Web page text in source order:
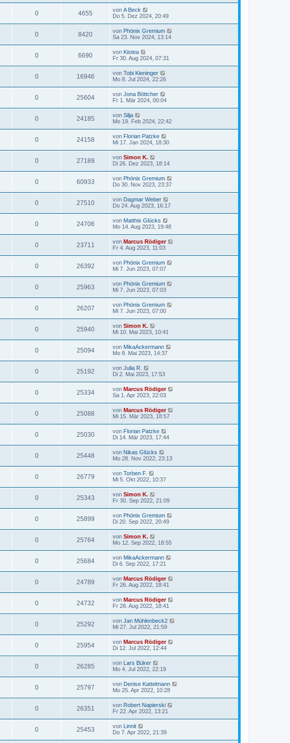
0 4655 von A Beck
Do 5. Dez 2024, 20:49
0 8420 von Phönix Gremium
Sa 23. Nov 2024, 13:14
0 6690 von Kistea
Fr 30. Aug 2024, 07:31
0 16946 von Tobi Kieninger
Mo 8. Jul 2024, 22:26
0 25604 von Jona Böttcher
Fr 1. Mär 2024, 00:04
0 24185 von Silja
Mo 19. Feb 2024, 22:42
0 24158 von Florian Patzke
Mi 17. Jan 2024, 18:30
0 27189 von Simon K.
Di 26. Dez 2023, 18:14
0 60933 von Phönix Gremium
Do 30. Nov 2023, 23:37
0 27510 von Dagmar Weber
Do 24. Aug 2023, 16:17
0 24706 von Matthis Glücks
Mo 14. Aug 2023, 19:48
0 23711 von Marcus Rödiger
Fr 4. Aug 2023, 11:03
0 26392 von Phönix Gremium
Mi 7. Jun 2023, 07:07
0 25963 von Phönix Gremium
Mi 7. Jun 2023, 07:03
0 26207 von Phönix Gremium
Mi 7. Jun 2023, 07:00
0 25940 von Simon K.
Mi 10. Mai 2023, 10:41
0 25094 von MikaAckermann
Mo 8. Mai 2023, 14:37
0 25192 von Julia R.
Di 2. Mai 2023, 17:53
0 25334 von Marcus Rödiger
Sa 1. Apr 2023, 22:03
0 25088 von Marcus Rödiger
Mi 15. Mär 2023, 18:57
0 25030 von Florian Patzke
Di 14. Mär 2023, 17:44
0 25448 von Nikas Glücks
Mo 28. Nov 2022, 23:13
0 26779 von Torben F.
Mi 5. Okt 2022, 10:37
0 25343 von Simon K.
Fr 30. Sep 2022, 21:09
0 25899 von Phönix Gremium
Di 20. Sep 2022, 20:49
0 25764 von Simon K.
Mo 12. Sep 2022, 18:55
0 25684 von MikaAckermann
Di 6. Sep 2022, 17:21
0 24789 von Marcus Rödiger
Fr 26. Aug 2022, 18:41
0 24732 von Marcus Rödiger
Fr 26. Aug 2022, 18:41
0 25292 von Jan Mühlenbeck2
Mi 27. Jul 2022, 21:59
0 25954 von Marcus Rödiger
Di 12. Jul 2022, 12:44
0 26285 von Lars Büker
Mo 4. Jul 2022, 22:19
0 25797 von Denise Kattelmann
Mo 25. Apr 2022, 10:28
0 26351 von Robert Napierski
Fr 22. Apr 2022, 13:21
0 25453 von Linnit
Do 7. Apr 2022, 21:39